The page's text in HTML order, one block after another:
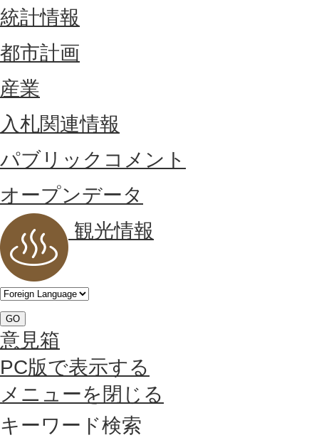
統計情報
都市計画
産業
入札関連情報
パブリックコメント
オープンデータ
観光情報
GO
意見箱
PC版で表示する
メニューを閉じる
キーワード検索